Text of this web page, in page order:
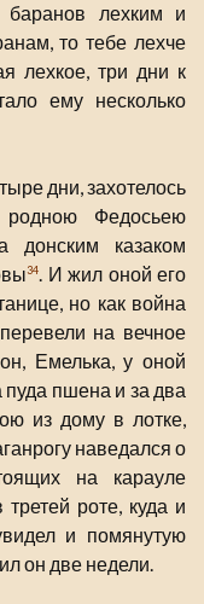
баранов лехким и
то тебе лехче
лехкое, три дни к
ему несколько
дни, захотелось
Федосьею
донским казаком
34. И жил оной его
но как война
на вечное
Емелька, у оной
пшена и за два
из дому в лотке,
наведался о
на карауле
третей роте, куда и
и помянутую
он две недели.